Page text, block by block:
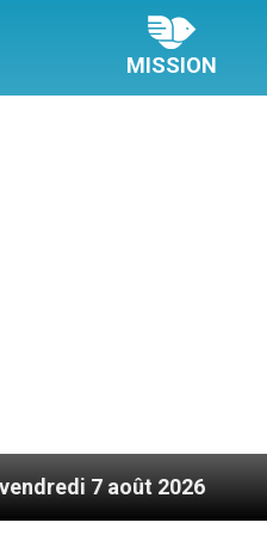
MISSION
2026 Léon XIV